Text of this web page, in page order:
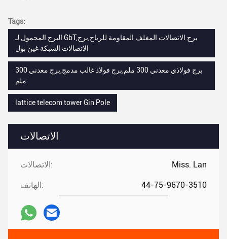
الاتصالات
الاتصالات: Miss. Lan
الهاتف: 44-75-9670-3510
Tags:
البرج المحمول لـ GbT,برج الاتصالات المغلف المقاومة للرياح,برج
الاتصالات الشبكة غين بول
برج فولاذي معدني 300 ملم,برج فولاذ غالب مدمج,برج معدني 300
ملم
lattice telecom tower Gin Pole